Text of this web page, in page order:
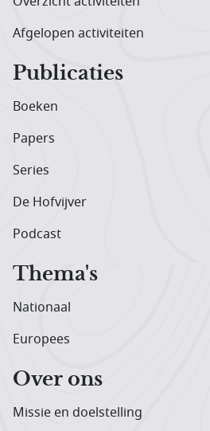
Afgelopen activiteiten
Publicaties
Boeken
Papers
Series
De Hofvijver
Podcast
Thema's
Nationaal
Europees
Over ons
Missie en doelstelling